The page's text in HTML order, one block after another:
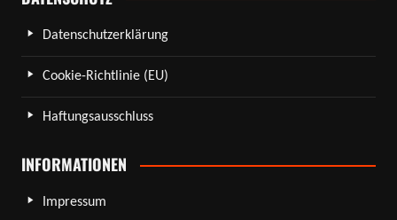
Datenschutzerklärung
Cookie-Richtlinie (EU)
Haftungsausschluss
INFORMATIONEN
Impressum